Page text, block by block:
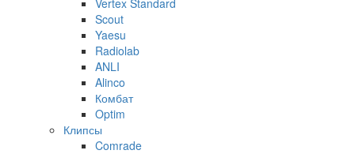
Scout
Yaesu
Radiolab
ANLI
Alinco
Комбат
Optim
Клипсы
Comrade